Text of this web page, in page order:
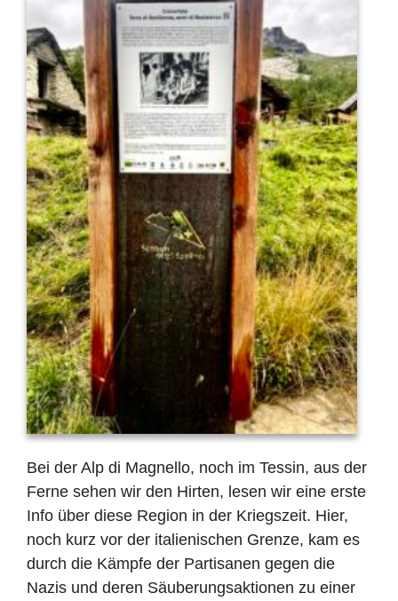
Bei der Alp di Magnello, noch im Tessin, aus der
Ferne sehen wir den Hirten, lesen wir eine erste
Info über diese Region in der Kriegszeit. Hier,
noch kurz vor der italienischen Grenze, kam es
durch die Kämpfe der Partisanen gegen die
Nazis und deren Säuberungsaktionen zu einer